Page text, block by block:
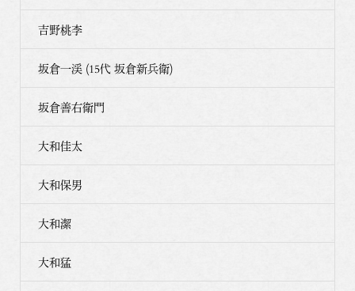
吉野桃李
坂倉一渓 (15代 坂倉新兵衛)
坂倉善右衛門
大和佳太
大和保男
大和潔
大和猛